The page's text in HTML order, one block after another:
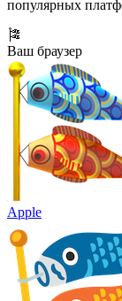
популярных
🎏
Ваш браузер
Apple